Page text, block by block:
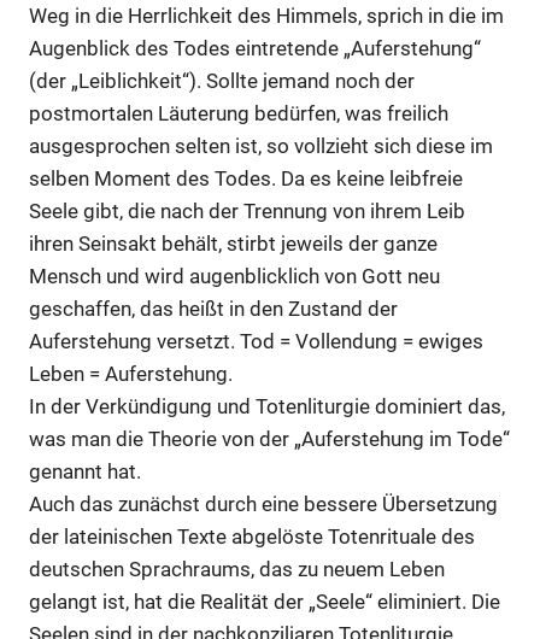
Weg in die Herrlichkeit des Himmels, sprich in die im
Augenblick des Todes eintretende „Auferstehung“
(der „Leiblichkeit“). Sollte jemand noch der
postmortalen Läuterung bedürfen, was freilich
ausgesprochen selten ist, so vollzieht sich diese im
selben Moment des Todes. Da es keine leibfreie
Seele gibt, die nach der Trennung von ihrem Leib
ihren Seinsakt behält, stirbt jeweils der ganze
Mensch und wird augenblicklich von Gott neu
geschaffen, das heißt in den Zustand der
Auferstehung versetzt. Tod = Vollendung = ewiges
Leben = Auferstehung.
In der Verkündigung und Totenliturgie dominiert das,
was man die Theorie von der „Auferstehung im Tode“
genannt hat.
Auch das zunächst durch eine bessere Übersetzung
der lateinischen Texte abgelöste Totenrituale des
deutschen Sprachraums, das zu neuem Leben
gelangt ist, hat die Realität der „Seele“ eliminiert. Die